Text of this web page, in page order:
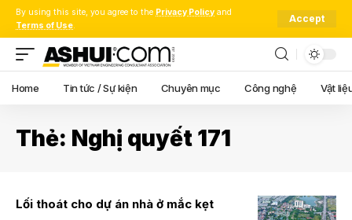
By using this site, you agree to the Privacy Policy and
Terms of Use.
Accept
Home Tin tức / Sự kiện Chuyên mục Công nghệ Vật
Thẻ: Nghị quyết 171
Lối thoát cho dự án nhà ở mắc kẹt